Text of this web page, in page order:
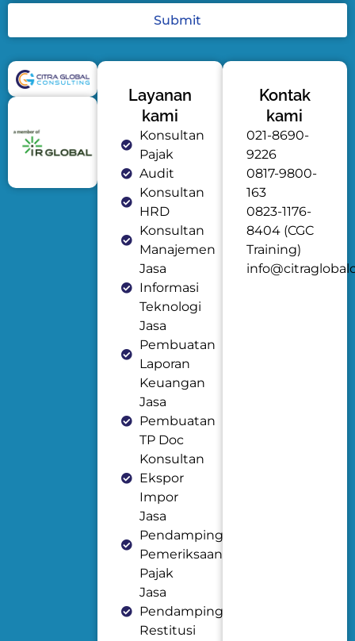
Submit
Layanan
kami
Konsultan
Pajak
Audit
Konsultan
HRD
Konsultan
Manajemen
Jasa
Informasi
Teknologi
Jasa
Pembuatan
Laporan
Keuangan
Jasa
Pembuatan
TP Doc
Konsultan
Ekspor
Impor
Jasa
Pendampingan
Pemeriksaan
Pajak
Jasa
Pendampingan
Restitusi
Kontak
kami
021-8690-
9226
0817-9800-
163
0823-1176-
8404 (CGC
Training)